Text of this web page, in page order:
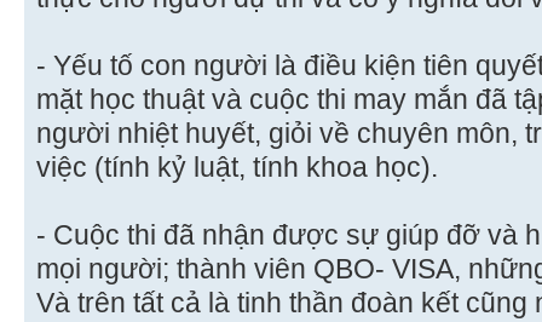
- Yếu tố con người là điều kiện tiên
mặt học thuật và cuộc thi may mắn đã
người nhiệt huyết, giỏi về chuyên môn,
việc (tính kỷ luật, tính khoa học).
- Cuộc thi đã nhận được sự giúp đỡ và
mọi người; thành viên QBO- VISA,
Và trên tất cả là tinh thần đoàn kết